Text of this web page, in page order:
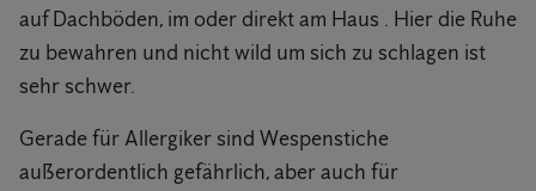
auf Dachböden, im oder direkt am Haus . Hier die Ruhe
zu bewahren und nicht wild um sich zu schlagen ist
sehr schwer.
Gerade für Allergiker sind Wespenstiche
außerordentlich gefährlich, aber auch für